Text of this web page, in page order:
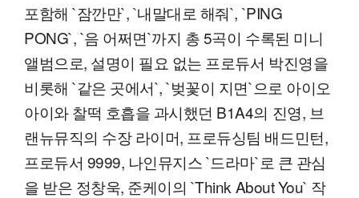
포함해 `잠깐만`, `내말대로 해줘`, `PING
PONG`, `음 어쩌면`까지 총 5곡이 수록된 미니
앨범으로, 설명이 필요 없는 프로듀서 박진영을
비롯해 `같은 곳에서`, `벚꽃이 지면`으로 아이오
아이와 찰떡 호흡을 과시했던 B1A4의 진영, 브
랜뉴뮤직의 수장 라이머, 프로듀싱팀 배드민턴,
프로듀서 9999, 나인뮤지스 `드라마`로 큰 관심
을 받은 정창욱, 준케이의 `Think About You` 작